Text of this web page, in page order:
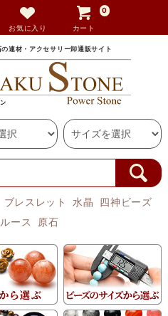
お気に入り カート
0
連材・アクセサリー卸通販サイト
ブレスレット 水晶
四神ビーズ
ルース 原石